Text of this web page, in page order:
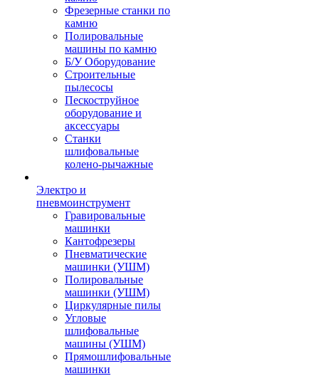
Фрезерные станки по
камню
Полировальные
машины по камню
Б/У Оборудование
Строительные
пылесосы
Пескоструйное
оборудование и
аксессуары
Станки
шлифовальные
колено-рычажные
Электро и
пневмоинструмент
Гравировальные
машинки
Кантофрезеры
Пневматические
машинки (УШМ)
Полировальные
машинки (УШМ)
Циркулярные пилы
Угловые
шлифовальные
машины (УШМ)
Прямошлифовальные
машинки